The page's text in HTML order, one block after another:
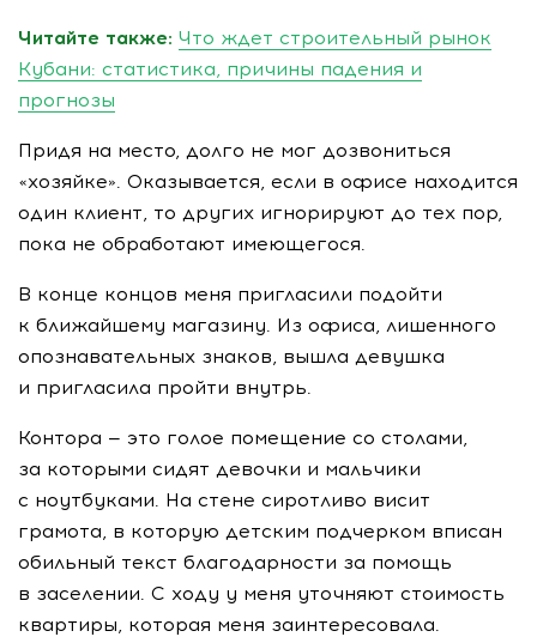
Читайте также: Что ждет строительный рынок
Кубани: статистика, причины падения и
прогнозы
Придя на место, долго не мог дозвониться
«хозяйке». Оказывается, если в офисе находится
один клиент, то других игнорируют до тех пор,
пока не обработают имеющегося.
В конце концов меня пригласили подойти
к ближайшему магазину. Из офиса, лишенного
опознавательных знаков, вышла девушка
и пригласила пройти внутрь.
Контора — это голое помещение со столами,
за которыми сидят девочки и мальчики
с ноутбуками. На стене сиротливо висит
грамота, в которую детским подчерком вписан
обильный текст благодарности за помощь
в заселении. С ходу у меня уточняют стоимость
квартиры, которая меня заинтересовала.